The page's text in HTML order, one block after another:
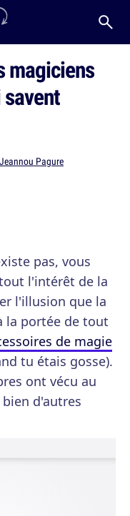
magiciens
Jeannou Pagure
pas, vous
l'intérêt de la
l'illusion que la
la portée de tout
de magie
tu étais gosse).
ont vécu au
d'autres